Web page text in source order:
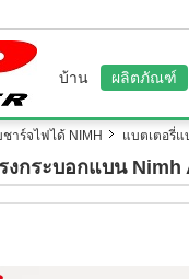
บ้าน ผลิตภัณฑ์
าร์จไฟได้ NIMH แบตเตอรี่แ
กระบอกแบน Nimh